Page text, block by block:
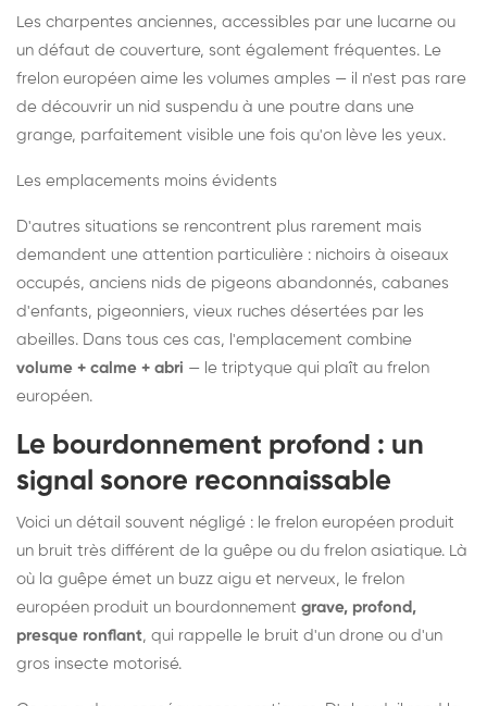
Les charpentes anciennes, accessibles par une lucarne ou
un défaut de couverture, sont également fréquentes. Le
frelon européen aime les volumes amples — il n'est pas rare
de découvrir un nid suspendu à une poutre dans une
grange, parfaitement visible une fois qu'on lève les yeux.
Les emplacements moins évidents
D'autres situations se rencontrent plus rarement mais
demandent une attention particulière : nichoirs à oiseaux
occupés, anciens nids de pigeons abandonnés, cabanes
d'enfants, pigeonniers, vieux ruches désertées par les
abeilles. Dans tous ces cas, l'emplacement combine
volume + calme + abri — le triptyque qui plaît au frelon
européen.
Le bourdonnement profond : un
signal sonore reconnaissable
Voici un détail souvent négligé : le frelon européen produit
un bruit très différent de la guêpe ou du frelon asiatique. Là
où la guêpe émet un buzz aigu et nerveux, le frelon
européen produit un bourdonnement grave, profond,
presque ronflant, qui rappelle le bruit d'un drone ou d'un
gros insecte motorisé.